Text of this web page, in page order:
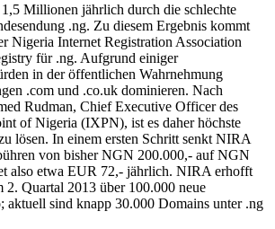
Millionen jährlich durch die schlechte
.ng. Zu diesem Ergebnis kommt
Nigeria Internet Registration Association
für .ng. Aufgrund einiger
in der öffentlichen Wahrnehmung
.com und .co.uk dominieren. Nach
Rudman, Chief Executive Officer des
of Nigeria (IXPN), ist es daher höchste
lösen. In einem ersten Schritt senkt NIRA
von bisher NGN 200.000,- auf NGN
also etwa EUR 72,- jährlich. NIRA erhofft
2. Quartal 2013 über 100.000 neue
aktuell sind knapp 30.000 Domains unter .ng